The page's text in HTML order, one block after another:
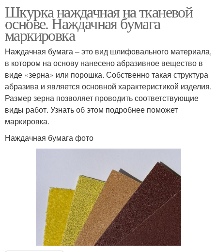
Шкурка наждачная на тканевой
основе. Наждачная бумага
маркировка
Наждачная бумага – это вид шлифовального материала,
в котором на основу нанесено абразивное вещество в
виде «зерна» или порошка. Собственно такая структура
абразива и является основной характеристикой изделия.
Размер зерна позволяет проводить соответствующие
виды работ. Узнать об этом подробнее поможет
маркировка.
Наждачная бумага фото